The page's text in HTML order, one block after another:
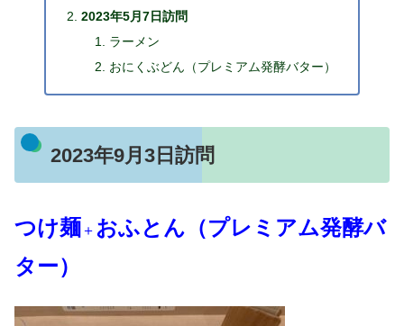
2023年5月7日訪問
ラーメン
おにくぶどん（プレミアム発酵バター）
2023年9月3日訪問
つけ麺＋ おふと ん（プレミアム発酵バ
ター）